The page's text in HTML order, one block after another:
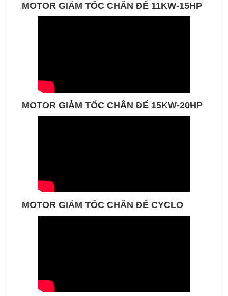
MOTOR GIẢM TỐC CHÂN ĐẾ 11KW-15HP
MOTOR GIẢM TỐC CHÂN ĐẾ 15KW-20HP
MOTOR GIẢM TỐC CHÂN ĐẾ CYCLO